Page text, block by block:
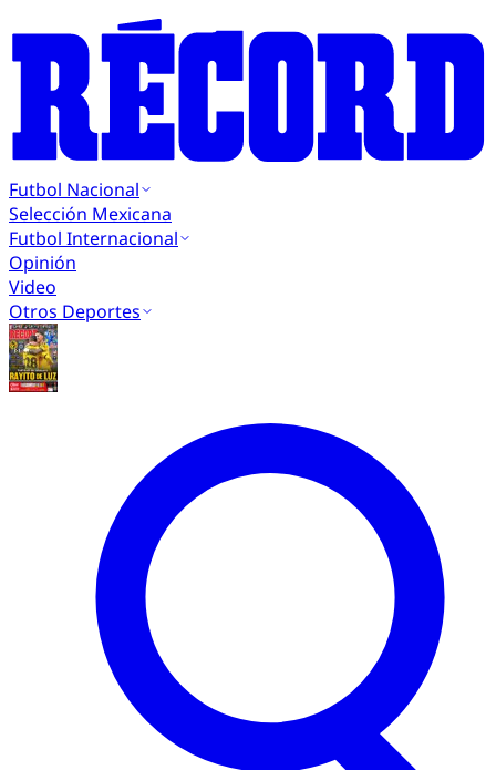
Futbol Nacional
Selección Mexicana
Futbol Internacional
Opinión
Video
Otros Deportes